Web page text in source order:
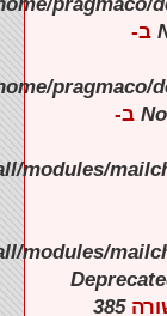
).
).